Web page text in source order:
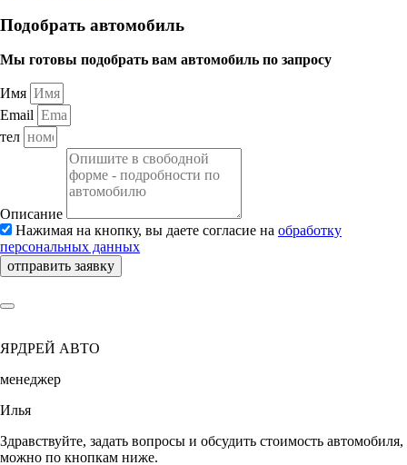
Подобрать автомобиль
Мы готовы подобрать вам автомобиль по запросу
Имя
Email
тел
Описание
Нажимая на кнопку, вы даете согласие на обработку
персональных данных
отправить заявку
ЯРДРЕЙ АВТО
менеджер
Илья
Здравствуйте, задать вопросы и обсудить стоимость автомобиля,
можно по кнопкам ниже.